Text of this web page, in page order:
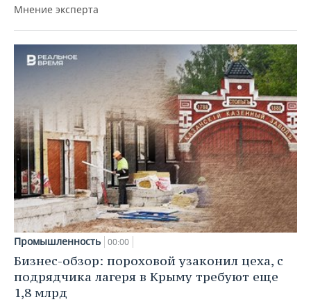
Мнение эксперта
Промышленность 00:00
Бизнес-обзор: пороховой узаконил цеха, с
подрядчика лагеря в Крыму требуют еще
1,8 млрд